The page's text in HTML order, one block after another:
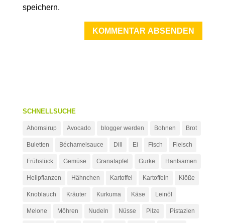
speichern.
SCHNELLSUCHE
Ahornsirup Avocado blogger werden Bohnen Brot
Buletten Béchamelsauce Dill Ei Fisch Fleisch
Frühstück Gemüse Granatapfel Gurke Hanfsamen
Heilpflanzen Hähnchen Kartoffel Kartoffeln Klöße
Knoblauch Kräuter Kurkuma Käse Leinöl
Melone Möhren Nudeln Nüsse Pilze Pistazien